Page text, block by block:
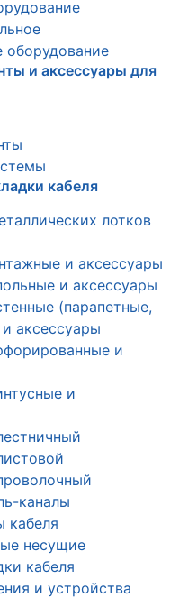
оборудование
и аксессуары для
кабеля
лотков
и аксессуары
и аксессуары
(парапетные,
аксессуары
и
и
каналы
кабеля
несущие
кабеля
и устройства